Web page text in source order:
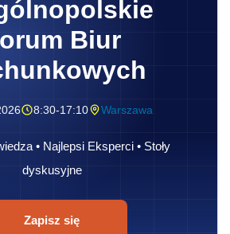
Biur
8:30-17:10 Warszawa
• Najlepsi Eksperci • Stoły
dyskusyjne
Zapisz się